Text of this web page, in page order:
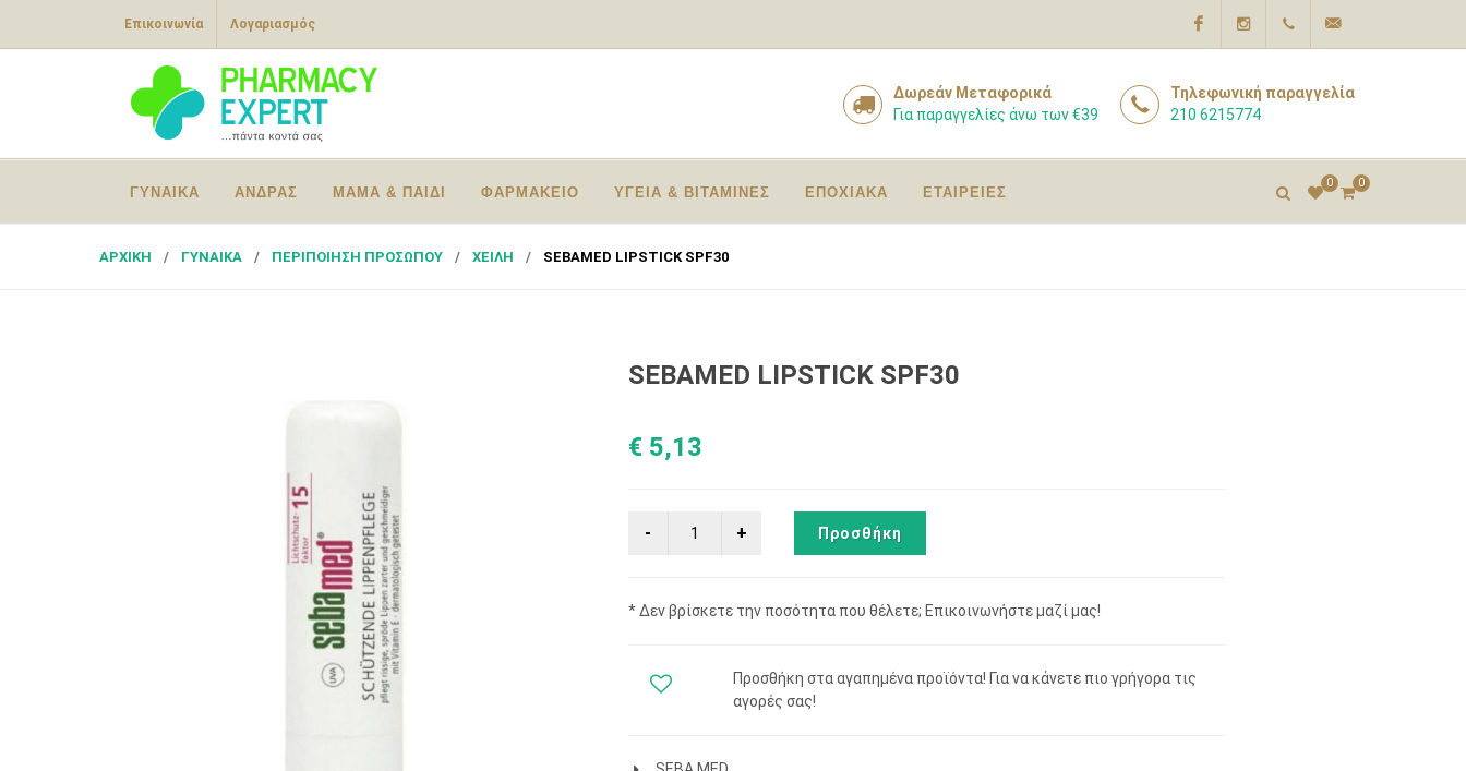
Επικοινωνία Λογαριασμός
Δωρεάν Μεταφορικά
Για παραγγελίες άνω των €39
Τηλεφωνική παραγγελία
210 6215774
ΓΥΝΑΙΚΑ ΑΝΔΡΑΣ ΜΑΜΑ & ΠΑΙΔΙ ΦΑΡΜΑΚΕΙΟ ΥΓΕΙΑ & ΒΙΤΑΜΙΝΕΣ ΕΠΟΧΙΑΚΑ ΕΤΑΙΡΕΙΕΣ
0
0
ΑΡΧΙΚΗ ΓΥΝΑΙΚΑ ΠΕΡΙΠΟΙΗΣΗ ΠΡΟΣΩΠΟΥ ΧΕΙΛΗ SEBAMED LIPSTICK SPF30
SEBAMED LIPSTICK SPF30
€ 5,13
Προσθήκη
* Δεν βρίσκετε την ποσότητα που θέλετε; Επικοινωνήστε μαζί μας!
Προσθήκη στα αγαπημένα προϊόντα! Για να κάνετε πιο γρήγορα τις
αγορές σας!